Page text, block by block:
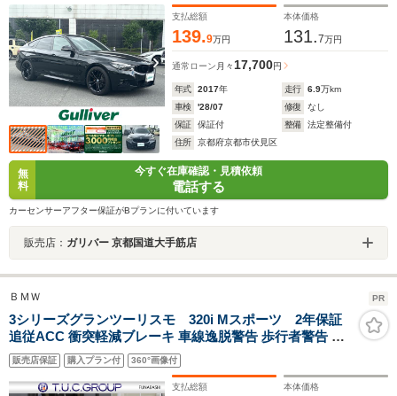
支払総額
139.9万円
本体価格
131.7万円
通常ローン 月々17,700円
年式 2017年 走行 6.9万km
車検
'28/07 修復
なし
保証
保証付 整備
法定整備付
住所
京都府京都市伏見区
無
料
今すぐ在庫確認・見積依頼
電話する
カーセンサーアフター保証がBプランに付いています
販売店： ガリバー 京都国道大手筋店
ＢＭＷ PR
3シリーズグランツーリスモ 320i Mスポーツ 2年保証
追従ACC 衝突軽減ブレーキ 車線逸脱警告 歩行者警告 タ
ッチパッド対応iドライブHDDナビ 地デジTV Bluetooth接
続 Mスポーツエアロ パドルシフト スマートキー 電動ト
ランク 直噴ターボ 8速AT ECOPROモード
販売店保証 購入プラン付 360°画像付
支払総額 本体価格